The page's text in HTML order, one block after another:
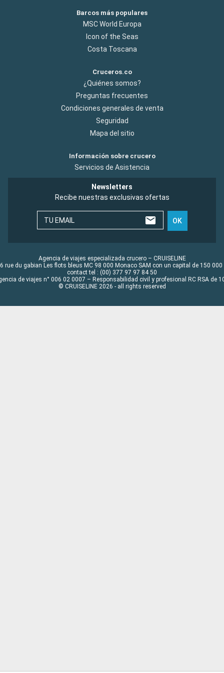
como submarinismo y vela. La cocina local, rica en sabores
caribeños, con su pescado a la parrilla y sus accras, es una
Barcos más populares
MSC World Europa
Icon of the Seas
Costa Toscana
Cruceros.co
¿Quiénes somos?
Preguntas frecuentes
Condiciones generales de venta
Seguridad
Mapa del sitio
Información sobre crucero
Servicios de Asistencia
Newsletters
Recibe nuestras exclusivas ofertas
TU EMAIL OK
Agencia de viajes especializada crucero – CRUISELINE
rue du gabian Les flots bleus MC 98 000 Monaco SAM con un capital de 150 000
contact tel : (00) 377 97 97 84 50
de viajes n° 006 02 0007 – Responsabilidad civil y profesional RC RSA de
© CRUISELINE 2026 - all rights reserved